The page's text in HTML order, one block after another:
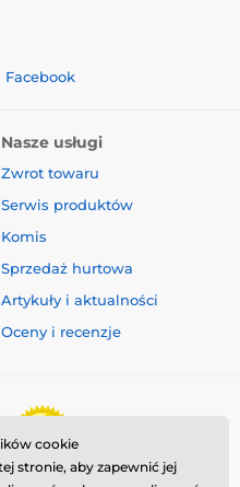
Facebook
Nasze usługi
Zwrot towaru
Serwis produktów
Komis
Sprzedaż hurtowa
Artykuły i aktualności
Oceny i recenzje
cookie
stronie, aby zapewnić jej